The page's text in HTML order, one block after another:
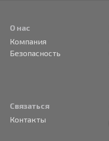
О нас
Компания
Безопасность
Связаться
Контакты